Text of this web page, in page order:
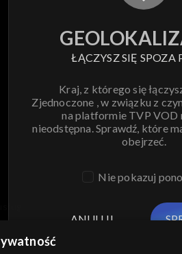
ŁĄCZYSZ SIĘ SPOZA
Kraj, z którego się
Zjednoczone , w związku z
na platformie TVP VOD
nieodstępna. Sprawdź, które
obejrzeć.
Nie pokazuj
ANULUJ